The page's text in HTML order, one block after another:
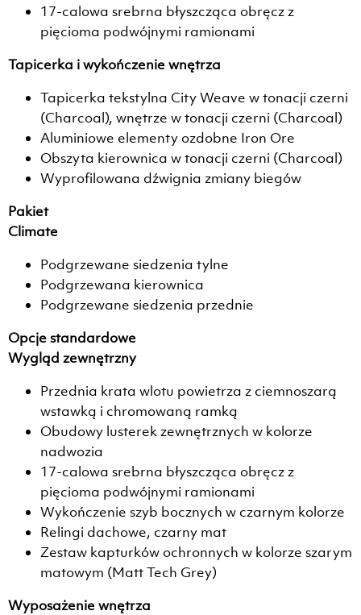
17-calowa srebrna błyszcząca obręcz z
pięcioma podwójnymi ramionami
Tapicerka i wykończenie wnętrza
Tapicerka tekstylna City Weave w tonacji czerni
(Charcoal), wnętrze w tonacji czerni (Charcoal)
Aluminiowe elementy ozdobne Iron Ore
Obszyta kierownica w tonacji czerni (Charcoal)
Wyprofilowana dźwignia zmiany biegów
Pakiet
Climate
Podgrzewane siedzenia tylne
Podgrzewana kierownica
Podgrzewane siedzenia przednie
Opcje standardowe
Wygląd zewnętrzny
Przednia krata wlotu powietrza z ciemnoszarą
wstawką i chromowaną ramką
Obudowy lusterek zewnętrznych w kolorze
nadwozia
17-calowa srebrna błyszcząca obręcz z
pięcioma podwójnymi ramionami
Wykończenie szyb bocznych w czarnym kolorze
Relingi dachowe, czarny mat
Zestaw kapturków ochronnych w kolorze szarym
matowym (Matt Tech Grey)
Wyposażenie wnętrza